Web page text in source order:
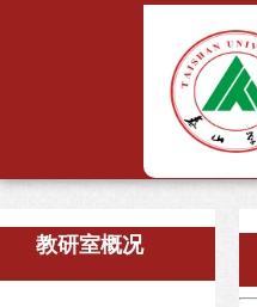
教研室概况